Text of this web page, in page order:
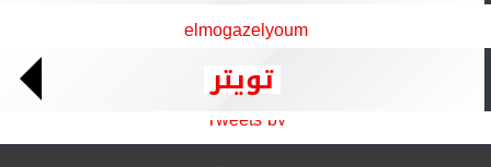
elmogazelyoum
تويتر
Tweets by